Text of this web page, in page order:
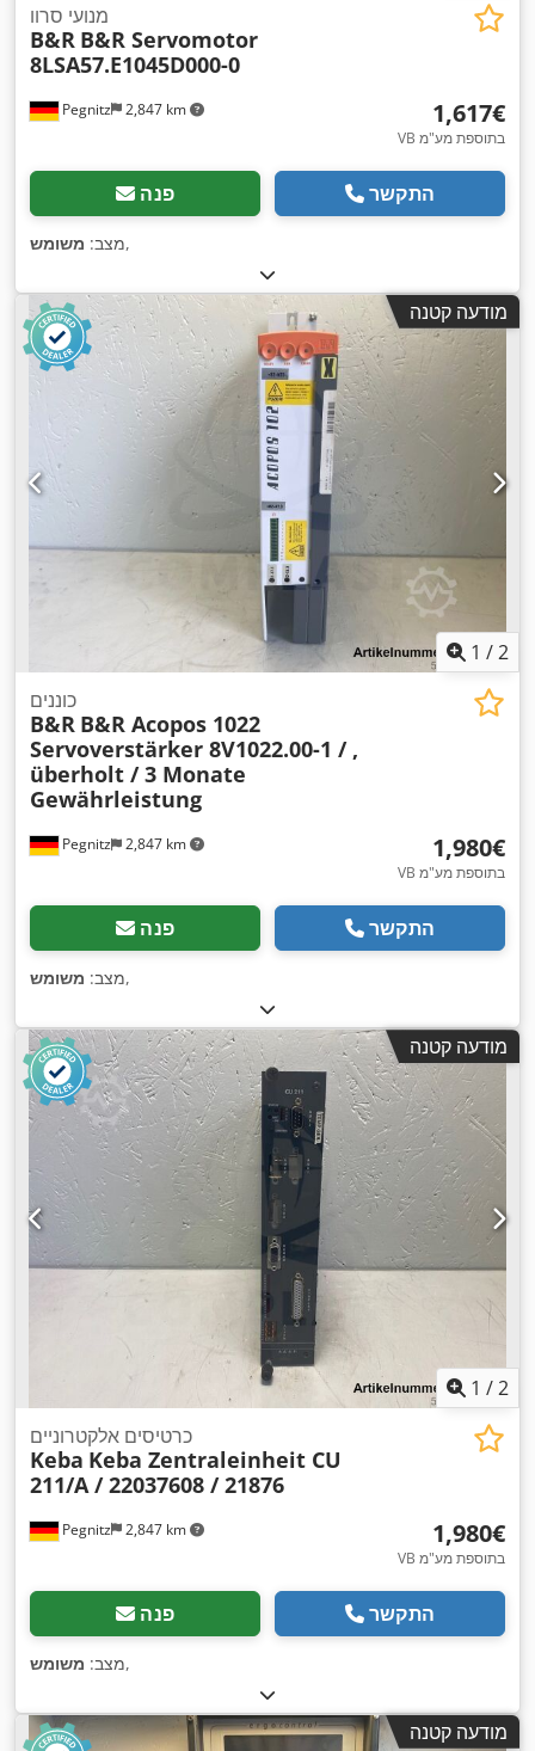
Pegnitz 2,847 km
מנועי סרוו
B&R B&R Servomotor
8LSA57.E1045D000-0
‏1,617 ‏€
VB בתוספת מע"מ
פנה התקשר
מצב: משומש ,
מודעה קטנה
1 /2
Pegnitz 2,847 km
כוננים
B&R B&R Acopos 1022
Servoverstärker 8V1022.00-1 / ,
überholt / 3 Monate
Gewährleistung
‏1,980 ‏€
VB בתוספת מע"מ
פנה התקשר
מצב: משומש ,
מודעה קטנה
1 /2
Pegnitz 2,847 km
כרטיסים אלקטרוניים
Keba Keba Zentraleinheit CU
211/A / 22037608 / 21876
‏1,980 ‏€
VB בתוספת מע"מ
פנה התקשר
מצב: משומש ,
מודעה קטנה